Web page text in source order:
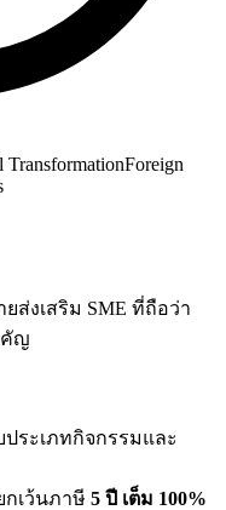
TransformationForeign
ส่งเสริม SME ที่ถือว่า
คัญ
ระเภทกิจกรรมและ
เว้นภาษี 5 ปี เต็ม 100%